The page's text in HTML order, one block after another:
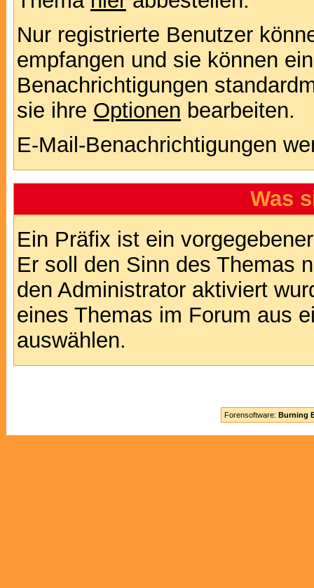
Nur registrierte Benutzer
empfangen und sie können
Benachrichtigungen
sie ihre Optionen bearbeiten.
E-Mail-Benachrichtigungen
Was
Ein Präfix ist ein
Er soll den Sinn des Themas
den Administrator aktiviert
eines Themas im Forum aus
auswählen.
Forensoftware: Burning